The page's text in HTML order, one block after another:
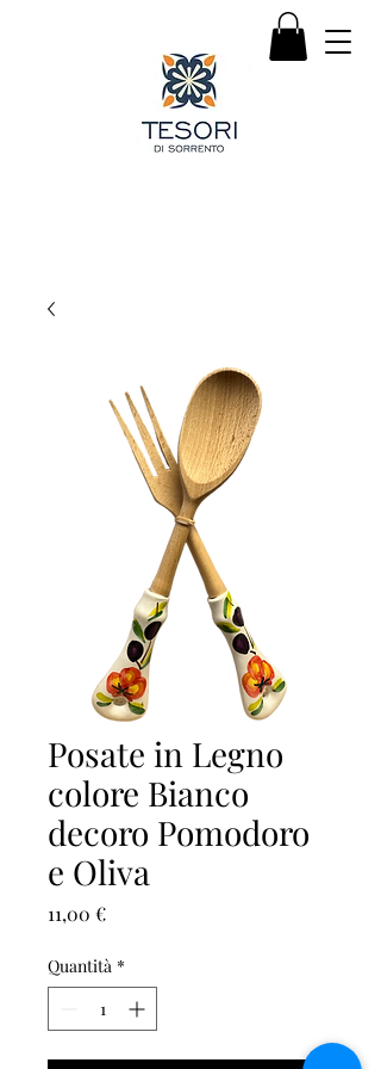
Posate in Legno
colore Bianco
decoro Pomodoro
e Oliva
11,00 €Prezzo
Quantità *